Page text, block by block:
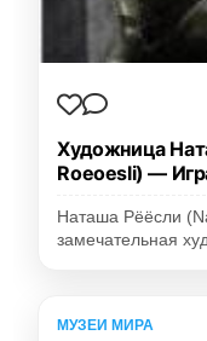
Художница
Roeoesli) —
Наташа Рёёсли
замечательная
МУЗЕИ МИРА